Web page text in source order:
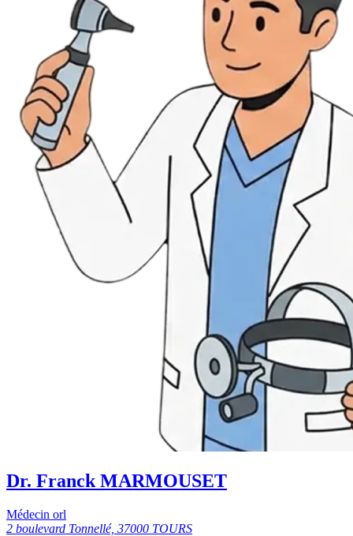
Dr. Franck MARMOUSET
Médecin orl
2 boulevard Tonnellé, 37000 TOURS